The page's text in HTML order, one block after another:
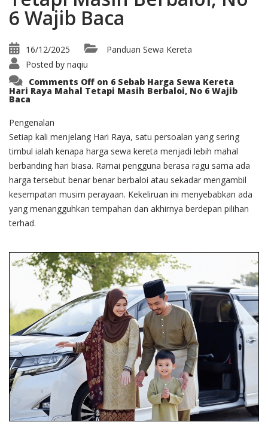
6 Wajib Baca
16/12/2025
Panduan Sewa Kereta
Posted by naqiu
Comments Off on 6 Sebab Harga Sewa Kereta
Hari Raya Mahal Tetapi Masih Berbaloi, No 6 Wajib
Baca
Pengenalan
Setiap kali menjelang Hari Raya, satu persoalan yang sering
timbul ialah kenapa harga sewa kereta menjadi lebih mahal
berbanding hari biasa. Ramai pengguna berasa ragu sama ada
harga tersebut benar benar berbaloi atau sekadar mengambil
kesempatan musim perayaan. Kekeliruan ini menyebabkan ada
yang menangguhkan tempahan dan akhirnya berdepan pilihan
terhad.